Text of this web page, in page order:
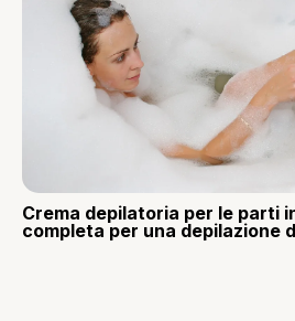
Crema depilatoria per le parti
completa per una depilazione